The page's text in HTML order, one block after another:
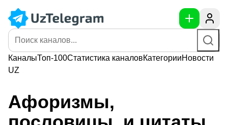
КаналыТоп-100Статистика каналовКатегорииНовости
UZ
Афоризмы,